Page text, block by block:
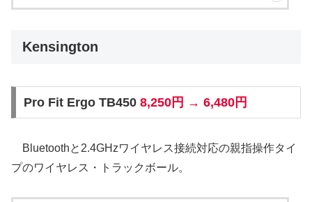
Kensington
Pro Fit Ergo TB450 8,250円 → 6,480円
Bluetoothと2.4GHzワイヤレス接続対応の親指操作タイ
プのワイヤレス・トラックボール。